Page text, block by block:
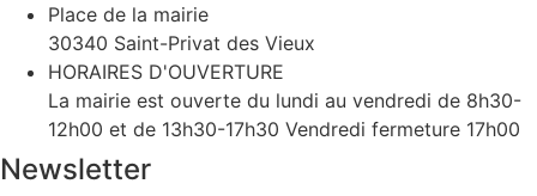
Place de la mairie
30340 Saint-Privat des Vieux
HORAIRES D'OUVERTURE
La mairie est ouverte du lundi au vendredi de 8h30-
12h00 et de 13h30-17h30 Vendredi fermeture 17h00
Newsletter